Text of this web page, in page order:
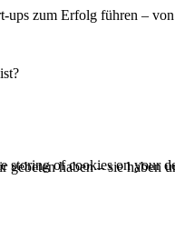
ups zum Erfolg führen –
haben – sie haben
of cookies on your